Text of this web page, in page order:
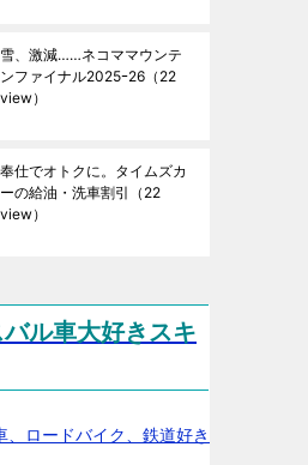
雪、激減……ネコママウンテ
ンファイナル2025ｰ26 （22
view）
奉仕でオトクに。タイムズカ
ーの給油・洗車割引 （22
view）
ル車大好きスキ
、ロードバイク、鉄道好き